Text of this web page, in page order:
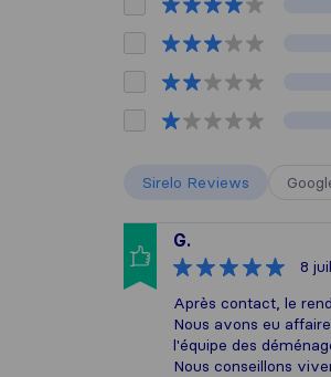
Sirelo Reviews
G.
8
Après contact, le
Nous avons eu
l'équipe des
Nous conseillons